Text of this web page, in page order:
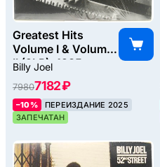
Greatest Hits
Volume I & Volume
II (2LP), 1985
Billy Joel
79807182 ₽
–10%
ПЕРЕИЗДАНИЕ 2025
ЗАПЕЧАТАН